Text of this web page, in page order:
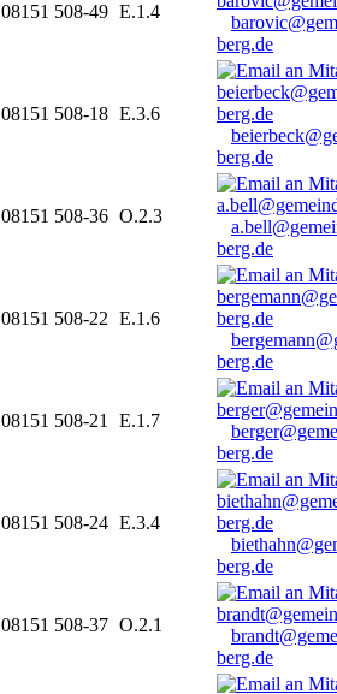
08151 508-49 E.1.4
berg.de
08151 508-18 E.3.6
berg.de
08151 508-36 O.2.3
berg.de
08151 508-22 E.1.6
berg.de
08151 508-21 E.1.7
berg.de
08151 508-24 E.3.4
berg.de
08151 508-37 O.2.1
berg.de